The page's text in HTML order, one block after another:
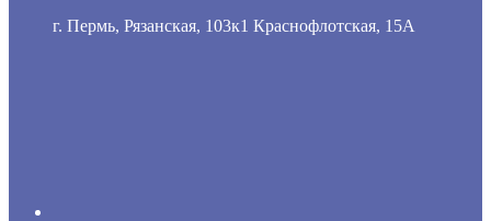
г. Пермь, Рязанская, 103к1 Краснофлотская, 15А